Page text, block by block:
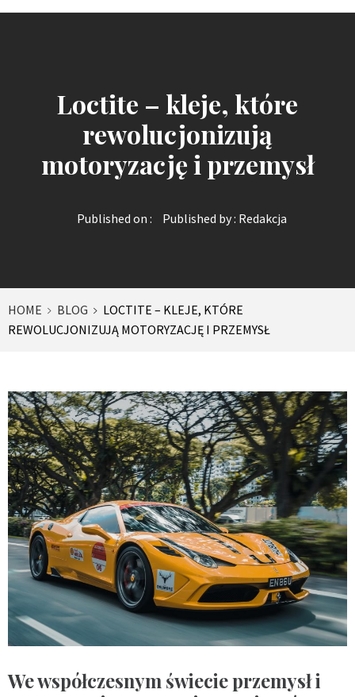
Loctite – kleje, które
rewolucjonizują
motoryzację i przemysł
Published on : Published by : Redakcja
HOME BLOG
LOCTITE – KLEJE, KTÓRE
REWOLUCJONIZUJĄ MOTORYZACJĘ I PRZEMYSŁ
We współczesnym świecie przemysł i